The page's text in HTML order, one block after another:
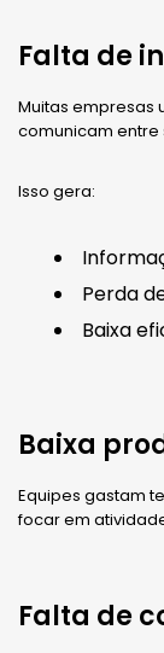
Falta de
Muitas empresas
comunicam entre
Isso gera:
Perda
Baixa
Baixa
Equipes gastam
focar em
Falta de